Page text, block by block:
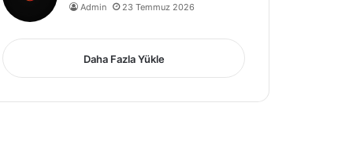
Admin 23 Temmuz 2026
Daha Fazla Yükle